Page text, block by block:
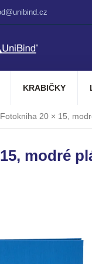
KRABIČKY
Fotokniha 20 × 15,
modré